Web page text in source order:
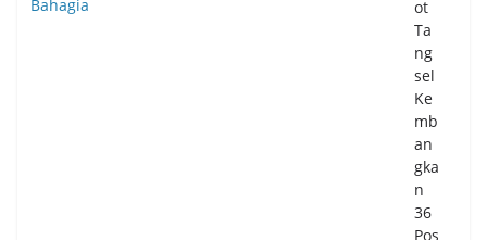
ot
Ta
ng
sel
Ke
mb
an
gka
n
36
Pos